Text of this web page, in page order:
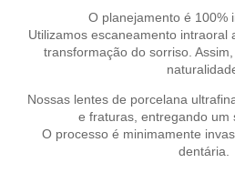
O planejamento é 100%
Utilizamos escaneamento intraoral
transformação do sorriso.
Nossas lentes de porcelana
e fraturas, entregando um
O processo é minimamente
dentária.